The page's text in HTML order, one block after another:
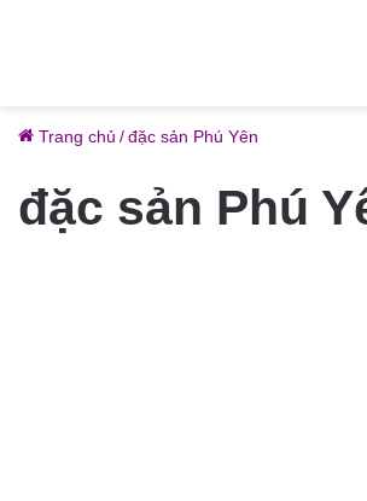
Trang chủ /đặc sản Phú Yên
đặc sản Phú